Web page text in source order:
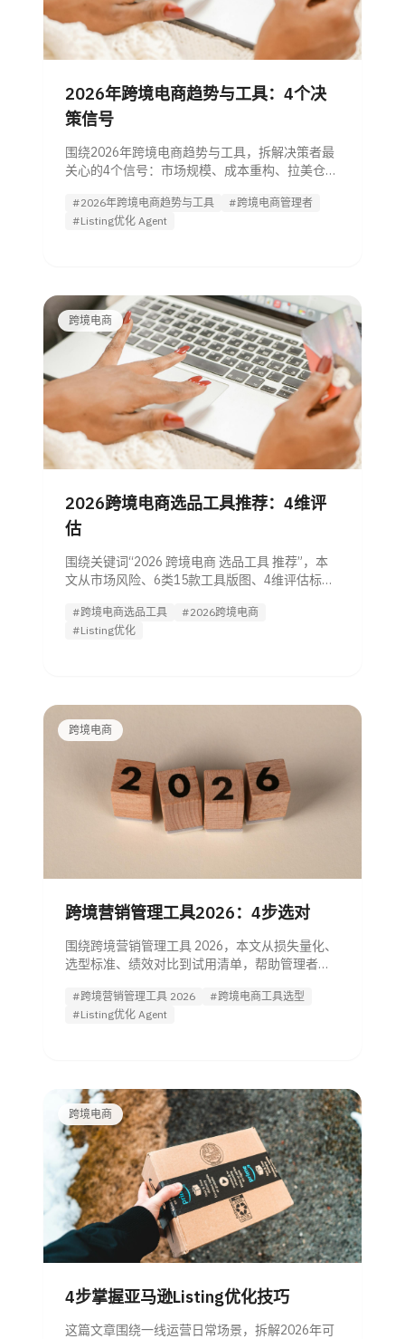
2026年跨境电商趋势与工具：4个决
策信号
围绕2026年跨境电商趋势与工具，拆解决策者最
关心的4个信号：市场规模、成本重构、拉美仓网
估试用的运营思路。
#2026年跨境电商趋势与工具
#跨境电商管理者
#Listing优化 Agent
跨境电商
2026跨境电商选品工具推荐：4维评
估
围绕关键词“2026 跨境电商 选品工具 推荐”，本
文从市场风险、6类15款工具版图、4维评估标准
衔接 Listing优化 Agent 试用决策。
#跨境电商选品工具
#2026跨境电商
#Listing优化
跨境电商
跨境营销管理工具2026：4步选对
围绕跨境营销管理工具 2026，本文从损失量化、
选型标准、绩效对比到试用清单，帮助管理者快
导试用Listing优化 Agent。
#跨境营销管理工具 2026
#跨境电商工具选型
#Listing优化 Agent
跨境电商
4步掌握亚马逊Listing优化技巧
这篇文章围绕一线运营日常场景，拆解2026年可